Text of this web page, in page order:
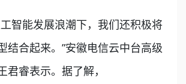
能发展浪潮下，我们还积极将
结合起来。”安徽电信云中台高级
君睿表示。据了解，